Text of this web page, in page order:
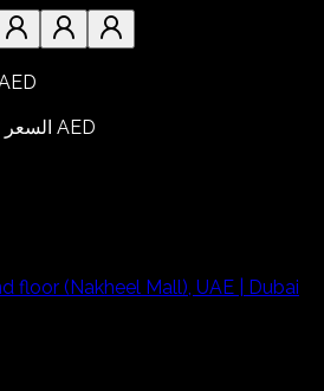
AED
السعر 410.00 AED
floor (Nakheel Mall), UAE | Dubai